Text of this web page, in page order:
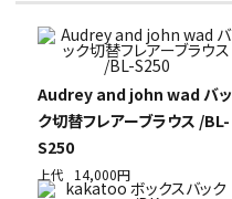
Audrey and john wad バッ
ク切替フレアーブラウス /BL-
S250
上代 14,000円